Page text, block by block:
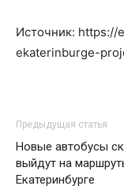
Источник:
ekaterinburge-
Предыдущая статья
Новые автобусы
выйдут на
Екатеринбурге